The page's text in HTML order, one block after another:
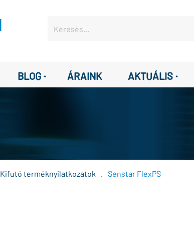
BLOG · ÁRAINK AKTUÁLIS ·
Kifutó terméknyilatkozatok . Senstar FlexPS